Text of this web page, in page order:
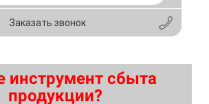
инструмент сбыта
продукции?
Заказать звонок